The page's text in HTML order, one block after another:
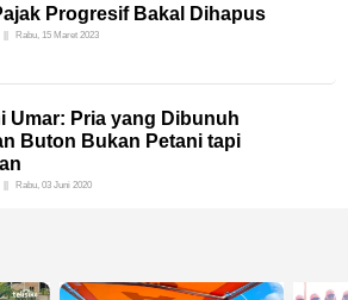
Progresif Bakal Dihapus
Rabu, 15 Maret 2023
Umar: Pria yang Dibunuh
Buton Bukan Petani tapi
Rabu, 03 Juni 2020